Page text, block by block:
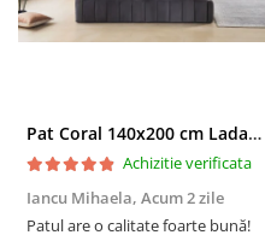
Pat Coral 140x200 cm Lada Depozitare Tapitat Catifea Gri Somiera Inclusa ( ML 2526 )
Achizitie verificata
Iancu Mihaela, Acum 2 zile
Patul are o calitate foarte bună!